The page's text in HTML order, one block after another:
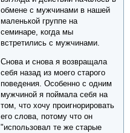
обмене с мужчинами в нашей
маленькой группе на
семинаре, когда мы
встретились с мужчинами.
Снова и снова я возвращала
себя назад из моего старого
поведения. Особенно с одним
мужчиной я поймала себя на
том, что хочу проигнорировать
его слова, потому что он
"использовал те же старые